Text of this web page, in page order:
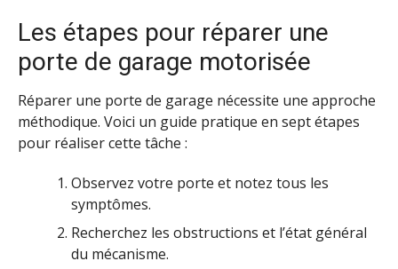
Les étapes pour réparer une
porte de garage motorisée
Réparer une porte de garage nécessite une approche
méthodique. Voici un guide pratique en sept étapes
pour réaliser cette tâche :
Observez votre porte et notez tous les
symptômes.
Recherchez les obstructions et l’état général
du mécanisme.